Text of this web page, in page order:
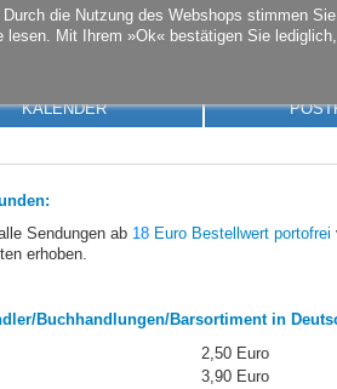
die Nutzung des Webshops stimmen
Mit Ihrem »Ok« bestätigen Sie
KALENDER
Sendungen ab 18 Euro Bestellwert portofrei
erhoben.
Buchhandlungen/Barsortiment in
2,50 Euro
3,90 Euro